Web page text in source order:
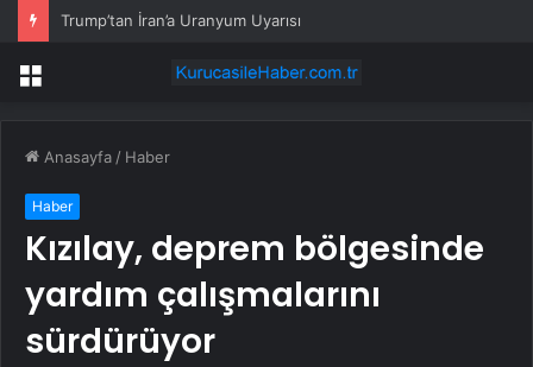
Trump’tan İran’a Uranyum Uyarısı
Menü
Anasayfa / Haber
Haber
Kızılay, deprem bölgesinde
yardım çalışmalarını
sürdürüyor